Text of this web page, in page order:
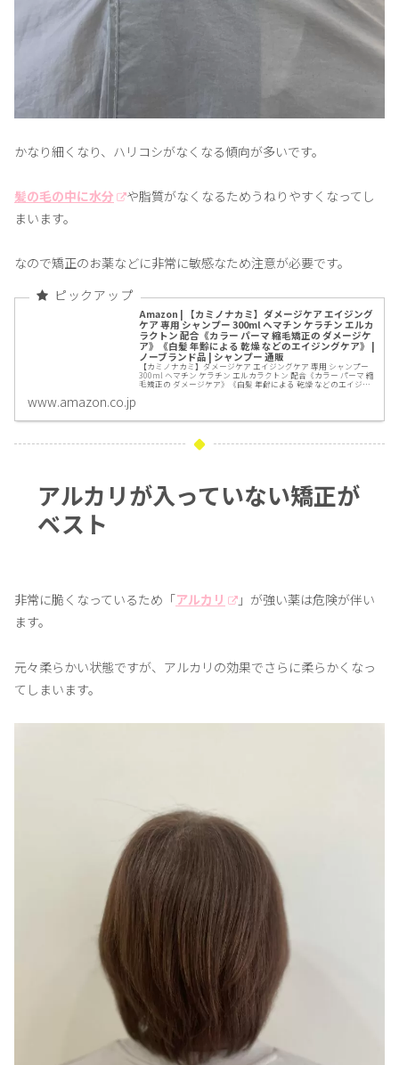
かなり細くなり、ハリコシがなくなる傾向が多いです。
髪の毛の中に水分
や脂質がなくなるためうねりやすくなってし
まいます。
なので矯正のお薬などに非常に敏感なため注意が必要です。
Amazon | 【カミノナカミ】ダメージケア エイジング
ケア 専用 シャンプー 300ml ヘマチン ケラチン エルカ
ラクトン 配合《カラー パーマ 縮毛矯正の ダメージケ
ア》《白髪 年齢による 乾燥 などのエイジングケア》 |
ノーブランド品 | シャンプー 通販
【カミノナカミ】ダメージケア エイジングケア 専用 シャンプー
300ml ヘマチン ケラチン エルカラクトン 配合《カラー パーマ 縮
毛矯正の ダメージケア》《白髪 年齢による 乾燥 などのエイジン
www.amazon.co.jp
アルカリが入っていない矯正が
ベスト
非常に脆くなっているため「アルカリ
」が強い薬は危険が伴い
ます。
元々柔らかい状態ですが、アルカリの効果でさらに柔らかくなっ
てしまいます。